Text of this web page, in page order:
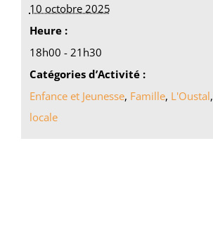
10 octobre 2025
Heure :
18h00 - 21h30
Catégories d’Activité :
Enfance et Jeunesse, Famille, L'Oustal,
locale